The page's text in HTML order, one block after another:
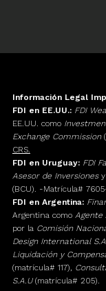
Información Legal
FDI en EE.UU.: FDI
EE.UU. como
Exchange Commission
CRS.
FDI en Uruguay: FDI
Asesor de Inversionesy
(BCU). -Matrícula#
FDI en Argentina:
Argentina como Agente
por la Comisión
Design International S.A.
Liquidación y
(matrícula# 117),
S.A.U(matrícula# 205).